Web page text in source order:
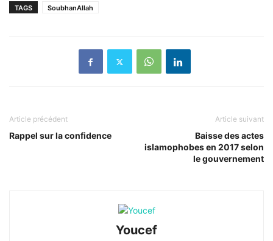
TAGS SoubhanAllah
Article précédent
Rappel sur la confidence
Article suivant
Baisse des actes
islamophobes en 2017 selon
le gouvernement
Youcef